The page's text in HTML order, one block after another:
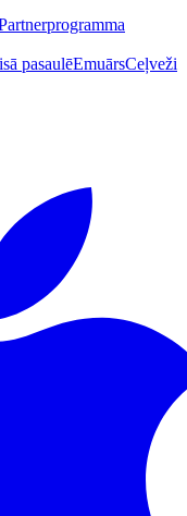
pasaulēEmuārsCeļveži